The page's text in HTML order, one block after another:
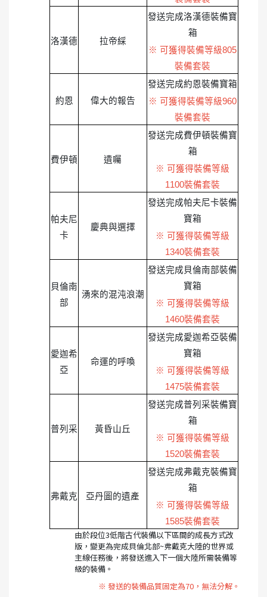
洛漢德 拉帝綵
發送完成洛漢德裝備寶
箱
※ 可獲得裝備等級805
裝備套裝
約恩 偉大的報告
發送完成約恩裝備寶箱
※ 可獲得裝備等級960
裝備套裝
費伊頓 遺囑
發送完成費伊頓裝備寶
箱
※ 可獲得裝備等級
1100裝備套裝
帕夫尼
卡
慶典與選擇
發送完成帕夫尼卡裝備
寶箱
※ 可獲得裝備等級
1340裝備套裝
貝倫南
部
湧來的混沌浪潮
發送完成貝倫南部裝備
寶箱
※ 可獲得裝備等級
1460裝備套裝
愛迦希
亞
命運的呼喚
發送完成愛迦希亞裝備
寶箱
※ 可獲得裝備等級
1475裝備套裝
普列采 黃昏山丘
發送完成普列采裝備寶
箱
※ 可獲得裝備等級
1520裝備套裝
弗戴克 亞丹圖的遺產
發送完成弗戴克裝備寶
箱
※ 可獲得裝備等級
1585裝備套裝
由於段位3低階古代裝備以下區間的成長方式改
版，變更為完成貝倫北部~弗戴克大陸的世界或
主線任務後，將發送進入下一個大陸所需裝備等
級的裝備。
※ 發送的裝備品質固定為70，無法分解。